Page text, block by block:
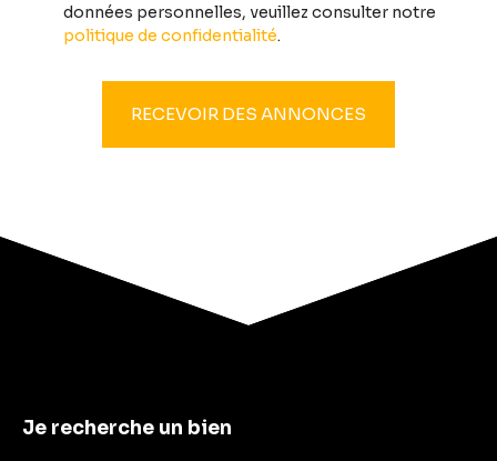
données personnelles, veuillez consulter notre
politique de confidentialité.
RECEVOIR DES ANNONCES
Je recherche un bien